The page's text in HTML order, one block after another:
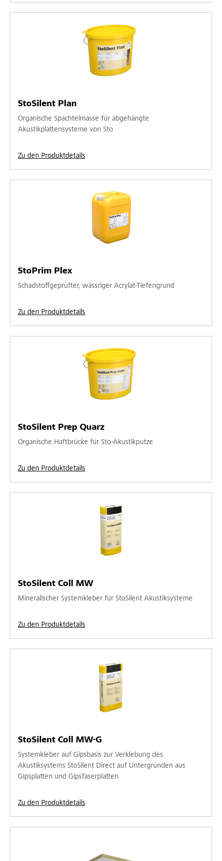
StoSilent Plan
Organische Spachtelmasse für abgehängte
Akustikplattensysteme von Sto
Zu den Produktdetails
StoPrim Plex
Schadstoffgeprüfter, wässriger Acrylat-Tiefengrund
Zu den Produktdetails
StoSilent Prep Quarz
Organische Haftbrücke für Sto-Akustikputze
Zu den Produktdetails
StoSilent Coll MW
Mineralischer Systemkleber für StoSilent Akustiksysteme
Zu den Produktdetails
StoSilent Coll MW-G
Systemkleber auf Gipsbasis zur Verklebung des
Akustiksystems StoSilent Direct auf Untergründen aus
Gipsplatten und Gipsfaserplatten
Zu den Produktdetails